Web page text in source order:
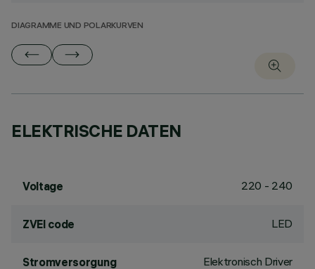
DIAGRAMME UND POLARKURVEN
ELEKTRISCHE DATEN
Voltage 220 - 240
ZVEI code LED
Stromversorgung
Elektronisch Driver